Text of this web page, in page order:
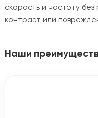
скорость и частоту
контраст или
Наши